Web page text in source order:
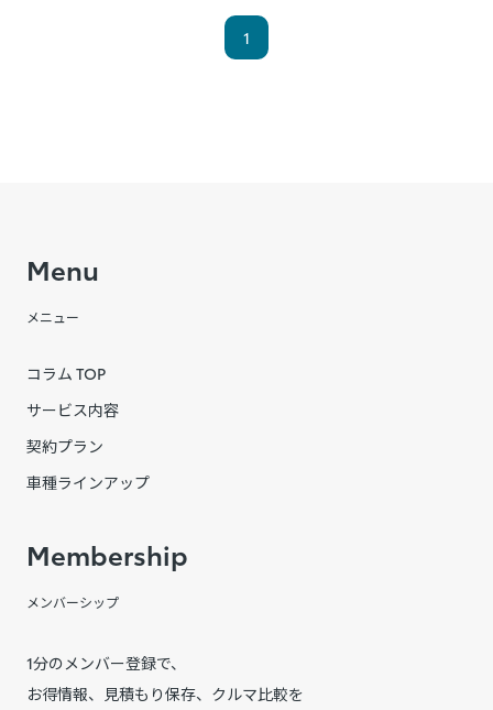
1
Menu
メニュー
コラム TOP
サービス内容
契約プラン
車種ラインアップ
Membership
メンバーシップ
1分のメンバー登録で、
お得情報、見積もり保存、クルマ比較を